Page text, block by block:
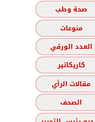
صحة وطب
منوعات
العدد الورقي
كاريكاتير
مقالات الرأي
الصحف